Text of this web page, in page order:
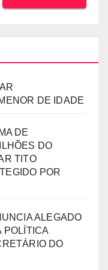
DE IDADE
DE
DO
TITO
POR
ALEGADO
POLÍTICA
DO